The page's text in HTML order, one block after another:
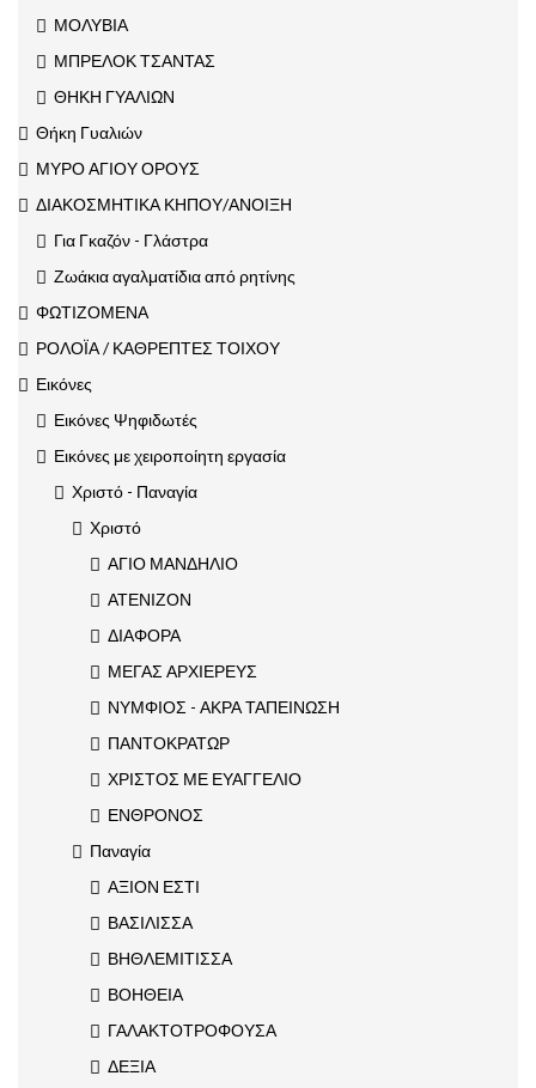
ΜΟΛΥΒΙΑ
ΜΠΡΕΛΟΚ ΤΣΑΝΤΑΣ
ΘΗΚΗ ΓΥΑΛΙΩΝ
Θήκη Γυαλιών
ΜΥΡΟ ΑΓΙΟΥ ΟΡΟΥΣ
ΔΙΑΚΟΣΜΗΤΙΚΑ ΚΗΠΟΥ/ΑΝΟΙΞΗ
Για Γκαζόν - Γλάστρα
Ζωάκια αγαλματίδια από ρητίνης
ΦΩΤΙΖΟΜΕΝΑ
ΡΟΛΟΪΑ / ΚΑΘΡΕΠΤΕΣ ΤΟΙΧΟΥ
Εικόνες
Εικόνες Ψηφιδωτές
Εικόνες με χειροποίητη εργασία
Χριστό - Παναγία
Χριστό
ΑΓΙΟ ΜΑΝΔΗΛΙΟ
ΑΤΕΝΙΖΟΝ
ΔΙΑΦΟΡΑ
ΜΕΓΑΣ ΑΡΧΙΕΡΕΥΣ
ΝΥΜΦΙΟΣ - ΑΚΡΑ ΤΑΠΕΙΝΩΣΗ
ΠΑΝΤΟΚΡΑΤΩΡ
ΧΡΙΣΤΟΣ ΜΕ ΕΥΑΓΓΕΛΙΟ
ΕΝΘΡΟΝΟΣ
Παναγία
ΑΞΙΟΝ ΕΣΤΙ
ΒΑΣΙΛΙΣΣΑ
ΒΗΘΛΕΜΙΤΙΣΣΑ
ΒΟΗΘΕΙΑ
ΓΑΛΑΚΤΟΤΡΟΦΟΥΣΑ
ΔΕΞΙΑ